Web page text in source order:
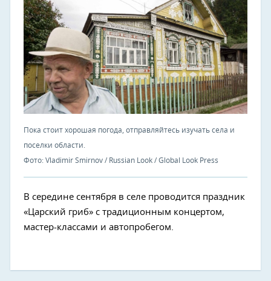
Пока стоит хорошая погода, отправляйтесь изучать села и
поселки области.
Фото: Vladimir Smirnov / Russian Look / Global Look Press
В середине сентября в селе проводится праздник
«Царский гриб» с традиционным концертом,
мастер-классами и автопробегом.